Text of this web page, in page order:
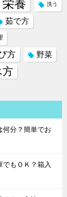
栄養 洗う
茹で方
方 野菜
何分？簡単でお
もＯＫ？箱入